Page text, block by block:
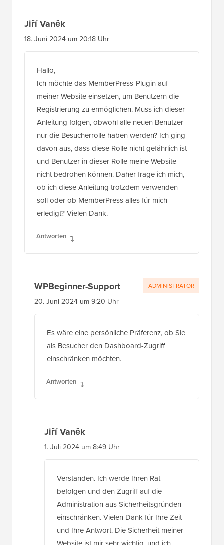
Jiří Vaněk
18. Juni 2024 um 20:18 Uhr
Hallo,
Ich möchte das MemberPress-Plugin auf
meiner Website einsetzen, um Benutzern die
Registrierung zu ermöglichen. Muss ich dieser
Anleitung folgen, obwohl alle neuen Benutzer
nur die Besucherrolle haben werden? Ich ging
davon aus, dass diese Rolle nicht gefährlich ist
und Benutzer in dieser Rolle meine Website
nicht bedrohen können. Daher frage ich mich,
ob ich diese Anleitung trotzdem verwenden
soll oder ob MemberPress alles für mich
erledigt? Vielen Dank.
Antworten
WPBeginner-Support
20. Juni 2024 um 9:20 Uhr
Es wäre eine persönliche Präferenz, ob Sie
als Besucher den Dashboard-Zugriff
einschränken möchten.
Antworten
ADMINISTRATOR
Jiří Vaněk
1. Juli 2024 um 8:49 Uhr
Verstanden. Ich werde Ihren Rat
befolgen und den Zugriff auf die
Administration aus Sicherheitsgründen
einschränken. Vielen Dank für Ihre Zeit
und Ihre Antwort. Die Sicherheit meiner